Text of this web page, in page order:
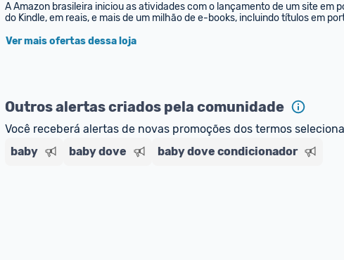
A Amazon brasileira iniciou as atividades com o lançamento de um site em
do Kindle, em reais, e mais de um milhão de e-books, incluindo títulos em
Ver mais ofertas dessa loja
Outros alertas criados pela comunidade
Você receberá alertas de novas promoções dos termos
baby
baby dove baby dove condicionador